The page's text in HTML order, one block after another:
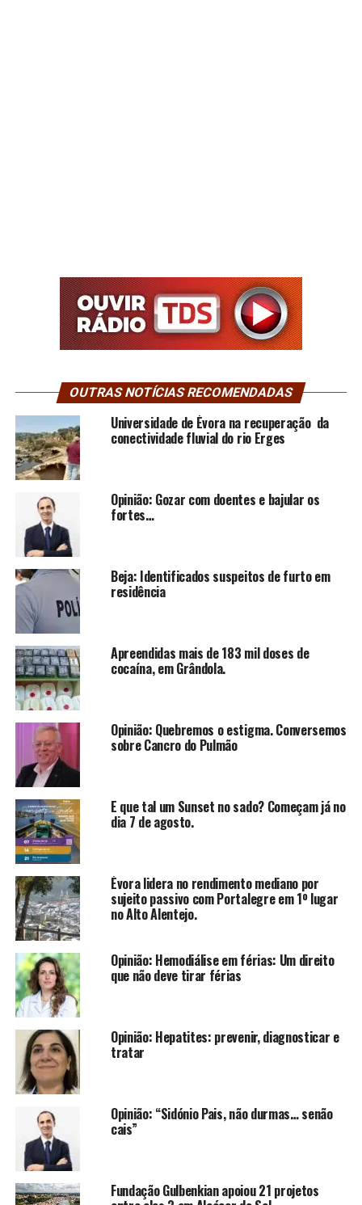
OUTRAS NOTÍCIAS RECOMENDADAS
Universidade de Évora na recuperação da
conectividade fluvial do rio Erges
Opinião: Gozar com doentes e bajular os
fortes…
Beja: Identificados suspeitos de furto em
residência
Apreendidas mais de 183 mil doses de
cocaína, em Grândola.
Opinião: Quebremos o estigma. Conversemos
sobre Cancro do Pulmão
E que tal um Sunset no sado? Começam já no
dia 7 de agosto.
Évora lidera no rendimento mediano por
sujeito passivo com Portalegre em 1º lugar
no Alto Alentejo.
Opinião: Hemodiálise em férias: Um direito
que não deve tirar férias
Opinião: Hepatites: prevenir, diagnosticar e
tratar
Opinião: “Sidónio Pais, não durmas… senão
cais”
Fundação Gulbenkian apoiou 21 projetos